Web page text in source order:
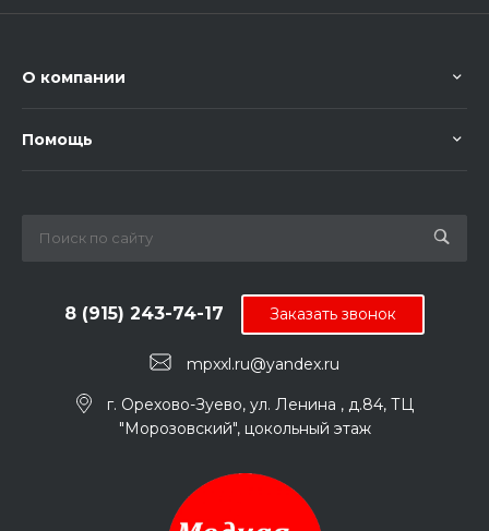
О компании
Помощь
mpxxl.ru@yandex.ru
8 (915) 243-74-17
г. Орехово-Зуево, ул. Ленина , д.84, ТЦ
"Морозовский", цокольный этаж
Заказать звонок